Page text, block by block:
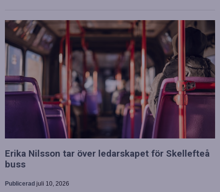
Erika Nilsson tar över ledarskapet för Skellefteå
buss
Publicerad juli 10, 2026